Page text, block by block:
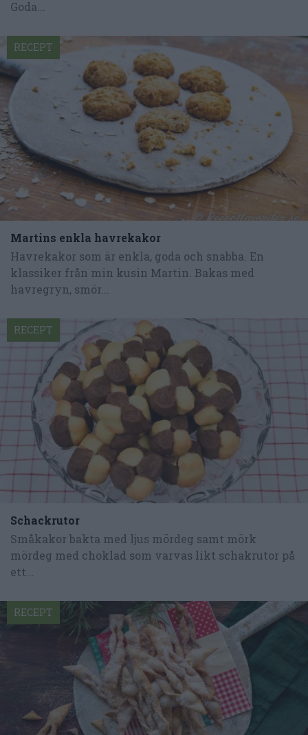
Goda...
Martins enkla havrekakor
Havrekakor som är enkla, goda och snabba. En
klassiker från min kusin Martin. Bakas med
havregryn, smör...
RECEPT
Schackrutor
Småkakor bakta med ljus mördeg samt mörk
mördeg med choklad som varvas likt schakrutor på
ett...
RECEPT
RECEPT